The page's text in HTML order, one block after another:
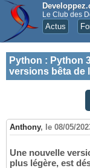
Le Club des
Actus
Python : Python
versions bêta de
Anthony, le 08/05/
Une nouvelle
plus légère, est